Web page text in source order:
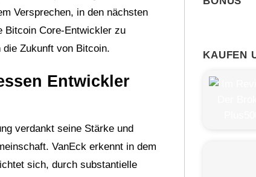
Versprechen, in den nächsten
Bitcoin Core-Entwickler zu
Zukunft von Bitcoin.
Entwickler
verdankt seine Stärke und
VanEck erkennt in dem
sich, durch substantielle
KAUFEN